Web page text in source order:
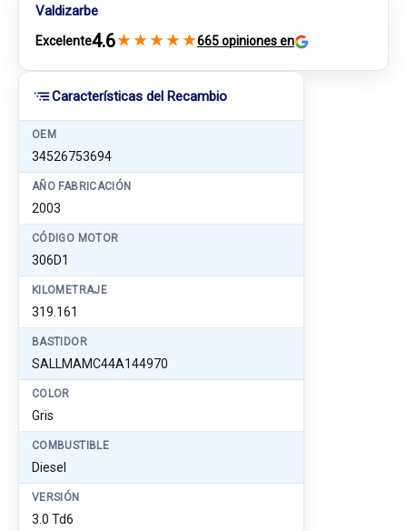
Características del Recambio
OEM
34526753694
AÑO FABRICACIÓN
2003
CÓDIGO MOTOR
306D1
KILOMETRAJE
319.161
BASTIDOR
SALLMAMC44A144970
COLOR
Gris
COMBUSTIBLE
Diesel
VERSIÓN
3.0 Td6
Valdizarbe
Excelente4.6★ ★ ★ ★ ★665 opiniones en